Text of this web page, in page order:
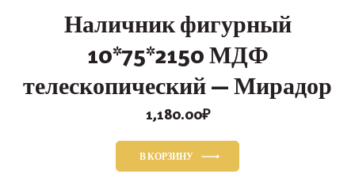
Наличник фигурный
10*75*2150 МДФ
телескопический — Мирадор
1,180.00₽
В КОРЗИНУ